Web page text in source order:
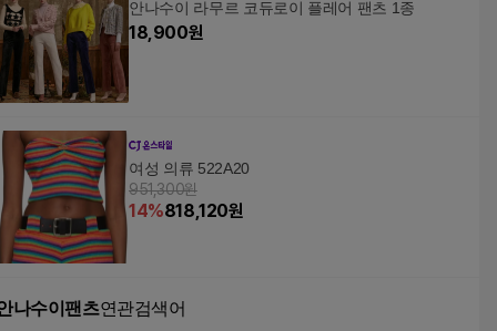
안나수이 라무르 코듀로이 플레어 팬츠 1종
18,900원
여성 의류 522A20
951,300원
14%818,120원
나수이팬츠연관검색어